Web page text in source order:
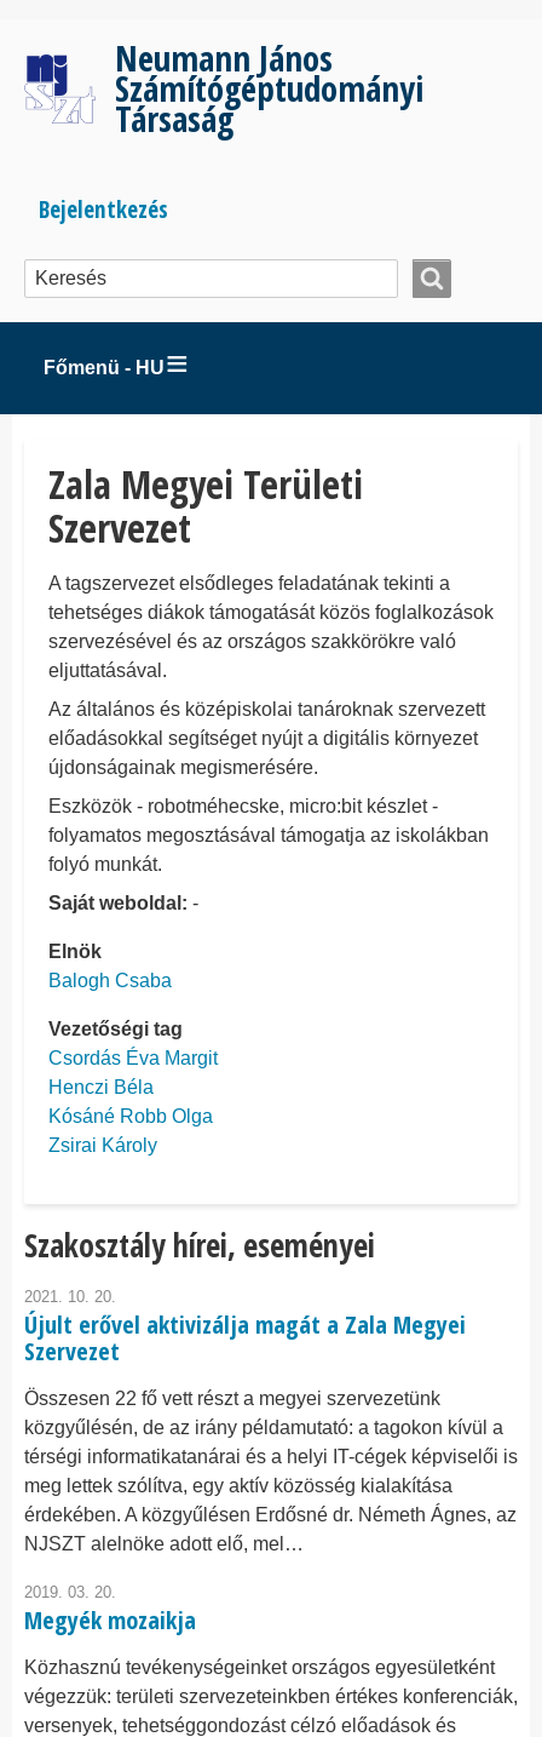
tartalomra
Neumann János
Számítógéptudományi
Társaság
Bejelentkezés
menüje
Bejelentkezés
Főmenü - HU
Zala Megyei Területi
Szervezet
A tagszervezet elsődleges feladatának tekinti a
tehetséges diákok támogatását közös foglalkozások
szervezésével és az országos szakkörökre való
eljuttatásával.
Az általános és középiskolai tanároknak szervezett
előadásokkal segítséget nyújt a digitális környezet
újdonságainak megismerésére.
Eszközök - robotméhecske, micro:bit készlet -
folyamatos megosztásával támogatja az iskolákban
folyó munkát.
Saját weboldal: -
Elnök
Balogh Csaba
Vezetőségi tag
Csordás Éva Margit
Henczi Béla
Kósáné Robb Olga
Zsirai Károly
Szakosztály hírei, eseményei
2021. 10. 20.
Újult erővel aktivizálja magát a Zala Megyei
Szervezet
Összesen 22 fő vett részt a megyei szervezetünk
közgyűlésén, de az irány példamutató: a tagokon kívül a
térségi informatikatanárai és a helyi IT-cégek képviselői is
meg lettek szólítva, egy aktív közösség kialakítása
érdekében. A közgyűlésen Erdősné dr. Németh Ágnes, az
NJSZT alelnöke adott elő, mel…
2019. 03. 20.
Megyék mozaikja
Közhasznú tevékenységeinket országos egyesületként
végezzük: területi szervezeteinkben értékes konferenciák,
versenyek, tehetséggondozást célzó előadások és